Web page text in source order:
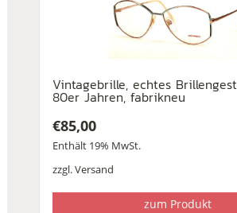
Vintagebrille, echtes
80er Jahren, fabrikneu
€85,00
Enthält 19% MwSt.
zzgl.Versand
zum Produkt